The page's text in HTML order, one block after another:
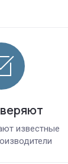
известные